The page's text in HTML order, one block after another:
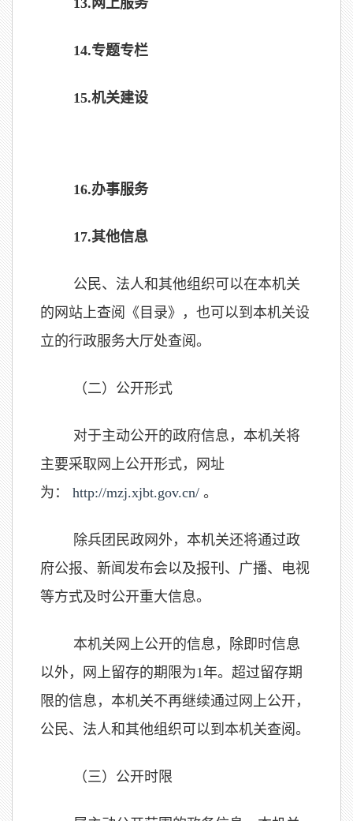
13. 网上服务
14.专题专栏
15.机关建设
16.办事服务
17.其他信息
公民、法人和其他组织可以在本机关
的网站上查阅《目录》，也可以到本机关设
立的行政服务大厅处查阅。
（二）公开形式
对于主动公开的政府信息，本机关将
主要采取网上公开形式，网址
为：
http://mzj.xjbt.gov.cn/ 。
除兵团民政网外，本机关还将通过政
府公报、新闻发布会以及报刊、广播、电视
等方式及时公开重大信息。
本机关网上公开的信息，除即时信息
以外，网上留存的期限为1年。超过留存期
限的信息，本机关不再继续通过网上公开，
公民、法人和其他组织可以到本机关查阅。
（三）公开时限